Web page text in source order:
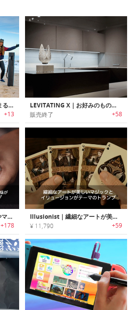
INVISIBILITY SHIELD 2.0｜まるで透明人間のように背景に溶け込める光学シールド
+13
LEVITATING X｜お好みのものを何でも空中浮遊させるアートディスプレイ「レビテーティングX」
販売終了 +58
WAVES｜カーディストリーやマジックに最適な模様が動いて見えるイリュージョントランプ「ウェーブス」
+178
Illusionist｜繊細なアートが美しいマジックとイリュージョンがテーマのトランプ
¥ 11,790 +59